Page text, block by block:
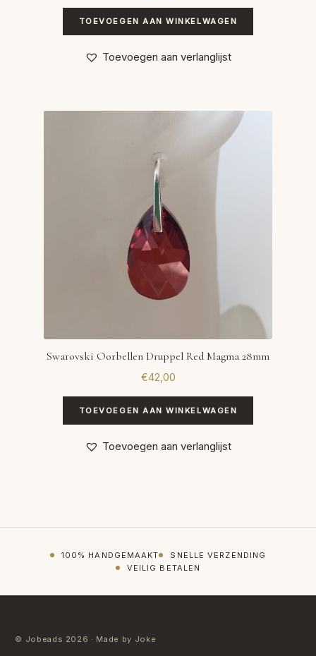
TOEVOEGEN AAN WINKELWAGEN
Toevoegen aan verlanglijst
Swarovski Oorbellen Druppel Red Magma 28mm
€42,00
TOEVOEGEN AAN WINKELWAGEN
Toevoegen aan verlanglijst
100% HANDGEMAAKT
SNELLE VERZENDING
VEILIG BETALEN
© Jobeads 2026 · Made by Joke